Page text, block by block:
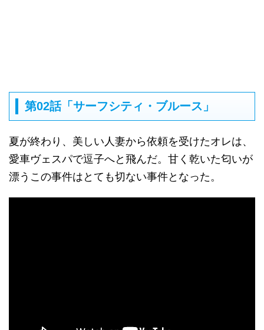
第02話「サーフシティ・ブルース」
夏が終わり、美しい人妻から依頼を受けたオレは、
愛車ヴェスパで逗子へと飛んだ。甘く乾いた匂いが
漂うこの事件はとても切ない事件となった。